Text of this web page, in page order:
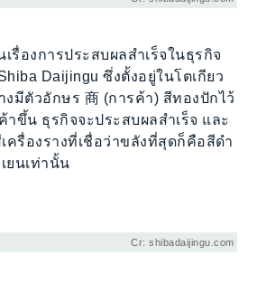
รื่องการประสบผลสำเร็จในธุรกิจ
Daijingu ​ซึ่งตั้งอยู่ในโตเกียว
งมีตัวอักษร 商 (การค้า) สีทองปักไว้
าขึ้น ธุรกิจจะประสบผลสำเร็จ และ
เครื่องรางที่เชื่อว่าขลังที่สุดก็คือสีดำ
ยนเท่านั้น
Cr: shibadaijingu.com